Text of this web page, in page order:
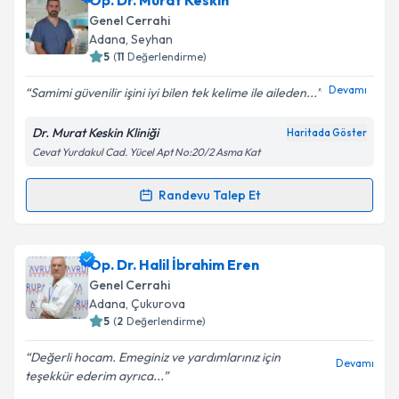
oluşturun. Size bu uzmandan randevu almanız için bir
takvim hazırlandığında e-posta ile bilgilendireceğiz.
Kişisel verilerimin işlenmesine ilişkin
Metni'ni okudum ve kişisel verilerimin belirtilen
kapsamda işlenmesini kabul ediyorum.
Genel Cerrahi
Adana, Seyhan
5 (11 Değerlendirme)
Samimi güvenilir işini iyi bilen tek kelime ile aileden... Devamı
Dr. Murat Keskin Kliniği Haritada Göster
Cevat Yurdakul Cad. Yücel Apt No:20/2 Asma Kat
Randevu Talep Et
Randevu Takvimi Talebi
Op. Dr. Murat Keskiniçin randevu takvimi talebi
oluşturun. Size bu uzmandan randevu almanız için bir
takvim hazırlandığında e-posta ile bilgilendireceğiz.
Op. Dr. Halil İbrahim Eren
Genel Cerrahi
Adana, Çukurova
5 (2 Değerlendirme)
Değerli hocam. Emeginiz ve yardımlarınız için
teşekkür ederim ayrıca...
Devamı